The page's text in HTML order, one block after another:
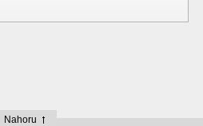
Nahoru